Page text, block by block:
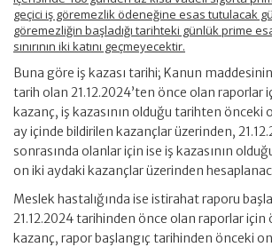
geçici iş göremezlik ödeneğine esas tutulacak
göremezliğin başladığı tarihteki günlük prime
sınırının iki katını geçmeyecektir.
Buna göre iş kazası tarihi; Kanun
tarih olan 21.12.2024’ten önce olan raporlar
kazanç, iş kazasının olduğu tarihten önceki
ay içinde bildirilen kazançlar üzerinden,
sonrasında olanlar için ise iş kazasının
on iki aydaki kazançlar üzerinden
Meslek hastalığında ise istirahat raporu
21.12.2024 tarihinden önce olan raporlar için
kazanç, rapor başlangıç tarihinden önceki